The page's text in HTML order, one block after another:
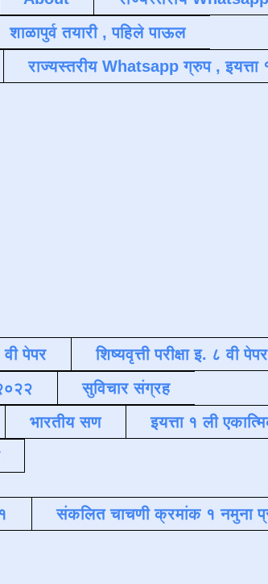
शाळापुर्व तयारी , पहिले पाऊल
राज्यस्तरीय Whatsapp ग्रुप , इयत्ता
वी पेपर
शिष्यवृत्ती परीक्षा इ. ८ वी पेपर
सुविचार संग्रह
भारतीय सण
इयत्ता १ ली
संकलित चाचणी क्रमांक १ नमुना